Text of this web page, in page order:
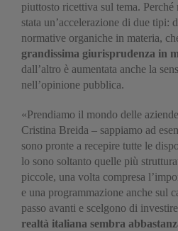
piuttosto ricettiva sul tema.
stata un’accelerazione di due tipi:
normative organiche in materia,
grandissima giurisprudenza in
dall’altro è aumentata anche la
nell’opinione pubblica.
«Prendiamo il mondo delle
Cristina Breida – sappiamo ad
sono pronte a recepire tutte le
lo sono soltanto quelle più
piccole, una volta compresa
e una programmazione anche sul
passo avanti e scelgono di
realtà italiana sembra